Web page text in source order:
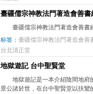
臺疆儒宗神教法門著造會善
臺疆儒宗神教法門著造會善
标签： 臺疆儒宗神教法門著造會善
台北清正堂
地獄遊記 台中聖賢堂
地獄遊記是一本介紹陰間地府
景公諸於世，在台中聖賢堂以扶